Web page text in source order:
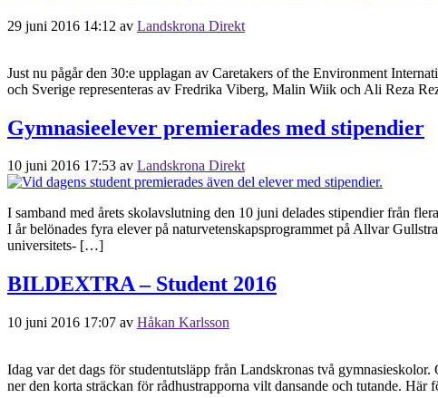
29 juni 2016 14:12 av Landskrona Direkt
Just nu pågår den 30:e upplagan av Caretakers of the Environment
och Sverige representeras av Fredrika Viberg, Malin Wiik och Ali Reza
Gymnasieelever premierades med stipendier
10 juni 2016 17:53 av Landskrona Direkt
I samband med årets skolavslutning den 10 juni delades stipendier från
I år belönades fyra elever på naturvetenskapsprogrammet på Allvar
universitets- […]
BILDEXTRA – Student 2016
10 juni 2016 17:07 av Håkan Karlsson
Idag var det dags för studentutsläpp från Landskronas två
ner den korta sträckan för rådhustrapporna vilt dansande och tutande.